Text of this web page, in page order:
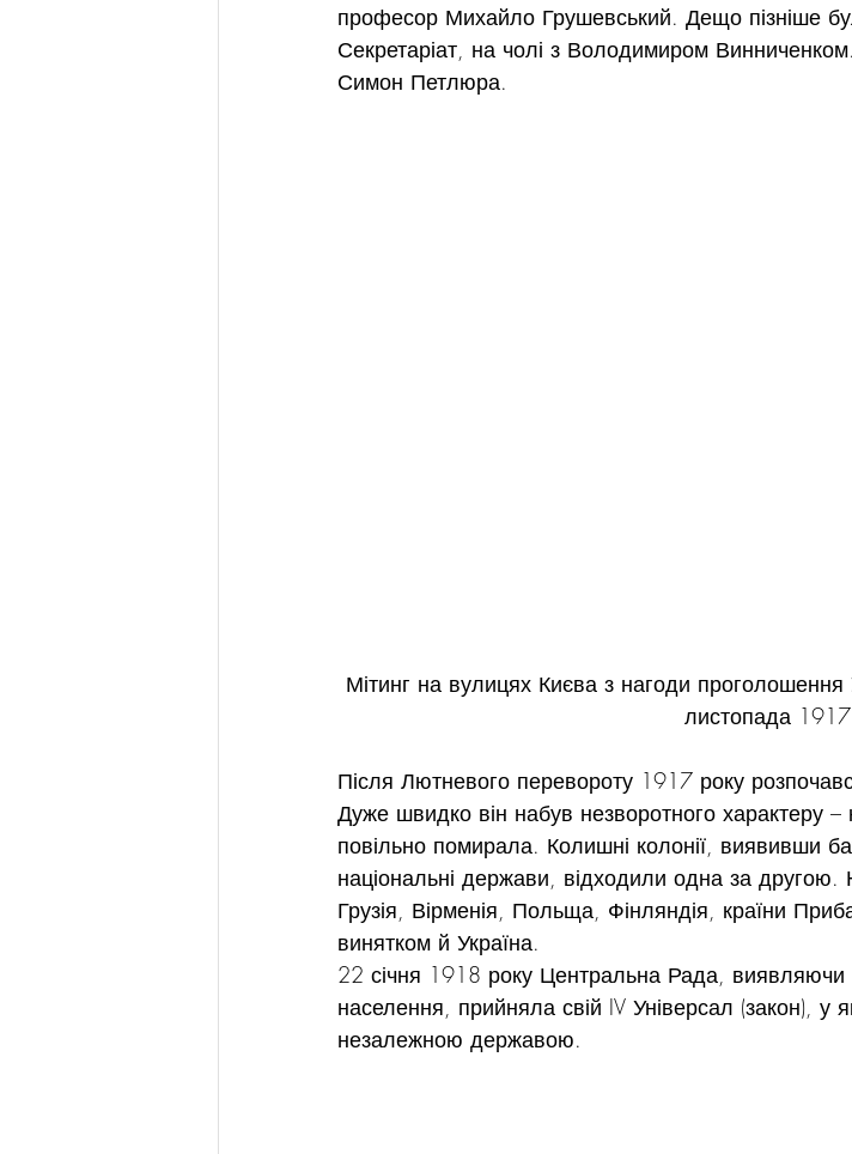
професор Михайло Грушевський. Дещо пізніше
Секретаріат, на чолі з Володимиром
Симон Петлюра.
Мітинг на вулицях Києва з нагоди проголошення
листопада
Після Лютневого перевороту 1917 року
Дуже швидко він набув незворотного характеру –
повільно помирала. Колишні колонії, виявивши
національні держави, відходили одна за другою.
Грузія, Вірменія, Польща, Фінляндія, країни
винятком й Україна.
22 січня 1918 року Центральна Рада, виявляючи
населення, прийняла свій IV Універсал (закон), у
незалежною державою.